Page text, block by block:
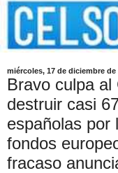
miércoles, 17 de diciembre de
Bravo culpa
destruir casi
españolas por
fondos
fracaso